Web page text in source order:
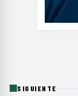
SIGUIENTE